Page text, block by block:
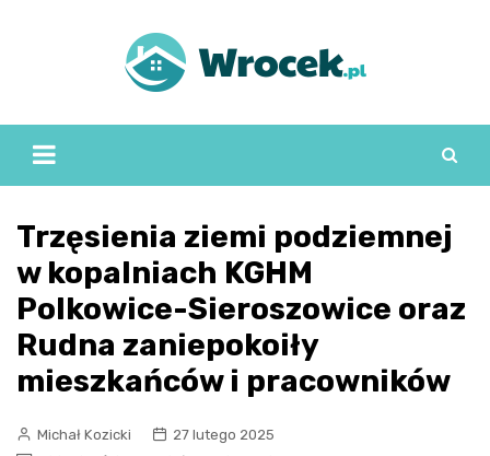
Trzęsienia ziemi podziemnej
w kopalniach KGHM
Polkowice-Sieroszowice oraz
Rudna zaniepokoiły
mieszkańców i pracowników
Michał Kozicki
27 lutego 2025